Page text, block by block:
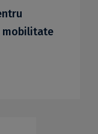
mobilitate